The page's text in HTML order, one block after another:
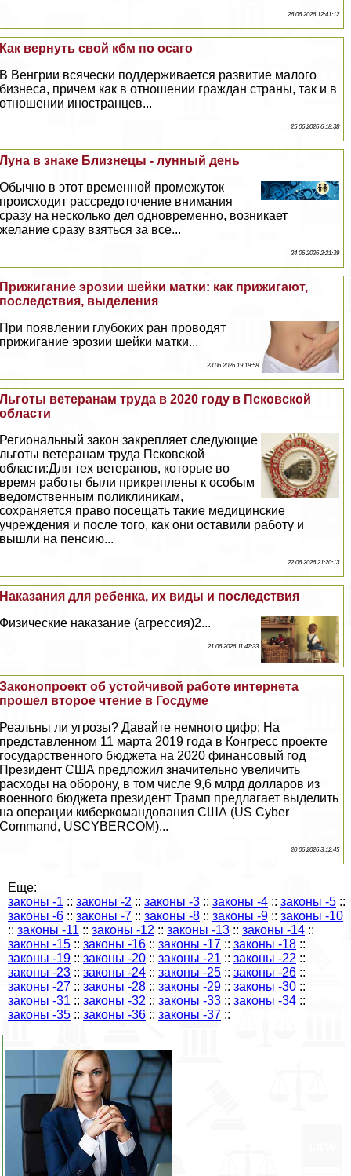
26 06 2026 12:41:12
Как вернуть свой кбм по осаго
В Венгрии всячески поддерживается развитие малого
бизнеса, причем как в отношении граждан страны, так и в
отношении иностранцев...
25 06 2026 6:18:38
Луна в знаке Близнецы - лунный день
Обычно в этот временной промежуток
происходит рассредоточение внимания
сразу на несколько дел одновременно, возникает
желание сразу взяться за все...
24 06 2026 2:21:39
Прижигание эрозии шейки матки: как прижигают,
последствия, выделения
При появлении глубоких ран проводят
прижигание эрозии шейки матки...
23 06 2026 19:19:58
Льготы ветеранам труда в 2020 году в Псковской
области
Региональный закон закрепляет следующие
льготы ветеранам труда Псковской
области:Для тех ветеранов, которые во
время работы были прикреплены к особым
ведомственным поликлиникам,
сохраняется право посещать такие медицинские
учреждения и после того, как они оставили работу и
вышли на пенсию...
22 06 2026 21:20:13
Наказания для ребенка, их виды и последствия
Физические наказание (агрессия)2...
21 06 2026 11:47:33
Законопроект об устойчивой работе интернета
прошел второе чтение в Госдуме
Реальны ли угрозы? Давайте немного цифр: На
представленном 11 марта 2019 года в Конгресс проекте
государственного бюджета на 2020 финансовый год
Президент США предложил значительно увеличить
расходы на оборону, в том числе 9,6 млрд долларов из
военного бюджета президент Трамп предлагает выделить
на операции киберкомaндования США (US Cyber
Command, USCYBERCOM)...
20 06 2026 3:12:45
Еще:
законы -1 :: законы -2 :: законы -3 :: законы -4 :: законы -5 ::
законы -6 :: законы -7 :: законы -8 :: законы -9 :: законы -10
:: законы -11 :: законы -12 :: законы -13 :: законы -14 ::
законы -15 :: законы -16 :: законы -17 :: законы -18 ::
законы -19 :: законы -20 :: законы -21 :: законы -22 ::
законы -23 :: законы -24 :: законы -25 :: законы -26 ::
законы -27 :: законы -28 :: законы -29 :: законы -30 ::
законы -31 :: законы -32 :: законы -33 :: законы -34 ::
законы -35 :: законы -36 :: законы -37 ::